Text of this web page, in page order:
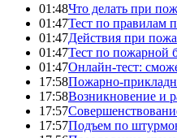
01:48Что делать при
01:47Тест по правилам
01:47Действия при
01:47Тест по пожарной
01:47Онлайн-тест:
17:58Пожарно-
17:58Возникновение и
17:57
17:57Подъем по